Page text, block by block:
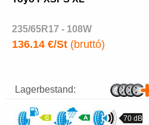
235/65R17 - 108W
136.14 €/St (bruttó)
Lagerbestand:
70 dB